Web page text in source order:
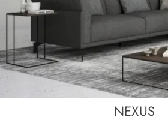
NEXUS